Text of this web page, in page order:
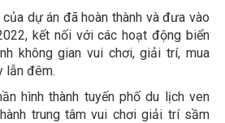
dự án đã hoàn thành và đưa vào
kết nối với các hoạt động biển
không gian vui chơi, giải trí, mua
lẫn đêm.
hình thành tuyến phố du lịch ven
trung tâm vui chơi giải trí sầm